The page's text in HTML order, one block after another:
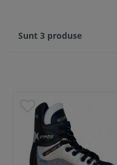
Sunt 3 produse